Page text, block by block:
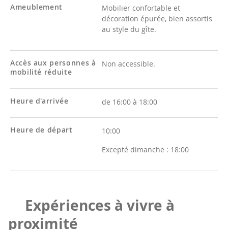
Ameublement
Mobilier confortable et
décoration épurée, bien assortis
au style du gîte.
Accès aux personnes à
mobilité réduite
Non accessible.
Heure d'arrivée de 16:00 à 18:00
Heure de départ
10:00
Excepté dimanche : 18:00
Expériences à vivre à
proximité